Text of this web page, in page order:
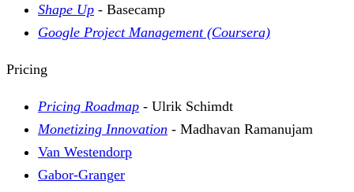
Shape Up - Basecamp
Google Project Management (Coursera)
Pricing
Pricing Roadmap - Ulrik Schimdt
Monetizing Innovation - Madhavan Ramanujam
Van Westendorp
Gabor-Granger